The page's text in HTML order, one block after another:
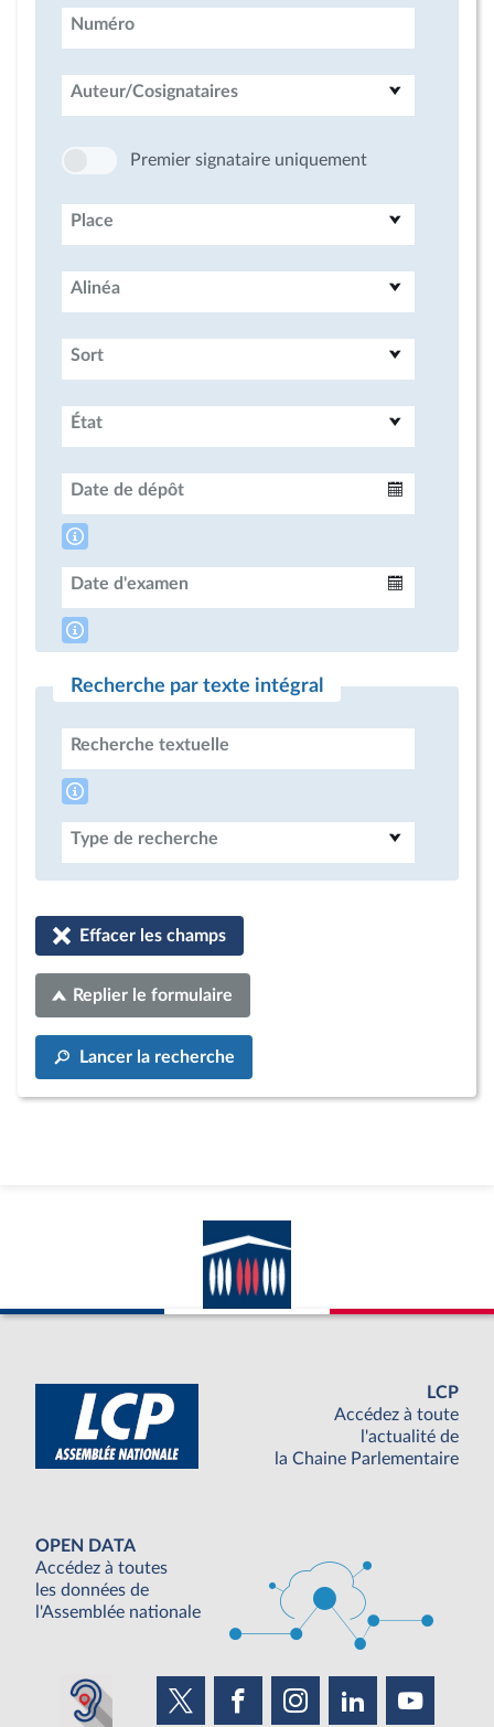
Numéro
Auteur/Cosignataires
Premier signataire uniquement
Place
Alinéa
Sort
État
Date de dépôt
Date d'examen
Recherche par texte intégral
Recherche textuelle
Type de recherche
Effacer les champs
Replier le formulaire
Lancer la recherche
LCP
Accédez à toute
l'actualité de
la Chaine Parlementaire
OPEN DATA
Accédez à toutes
les données de
l'Assemblée nationale